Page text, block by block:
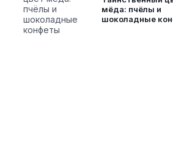
мёда: пчёлы и
шоколадные